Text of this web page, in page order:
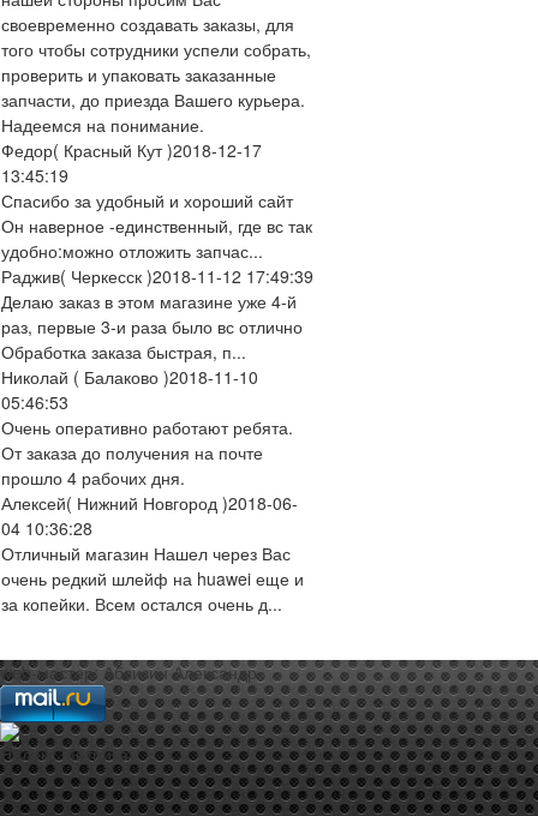
своевременно создавать заказы, для
того чтобы сотрудники успели собрать,
проверить и упаковать заказанные
запчасти, до приезда Вашего курьера.
Надеемся на понимание.
Федор( Красный Кут )2018-12-17
13:45:19
Спасибо за удобный и хороший сайт
Он наверное -единственный, где вс так
удобно:можно отложить запчас...
Раджив( Черкесск )2018-11-12 17:49:39
Делаю заказ в этом магазине уже 4-й
раз, первые 3-и раза было вс отлично
Обработка заказа быстрая, п...
Николай ( Балаково )2018-11-10
05:46:53
Очень оперативно работают ребята.
От заказа до получения на почте
прошло 4 рабочих дня.
Алексей( Нижний Новгород )2018-06-
04 10:36:28
Отличный магазин Нашел через Вас
очень редкий шлейф на huawei еще и
за копейки. Всем остался очень д...
web-мастер:Аблизин Александр